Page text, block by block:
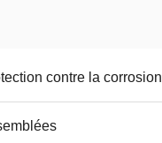
contre la corrosion